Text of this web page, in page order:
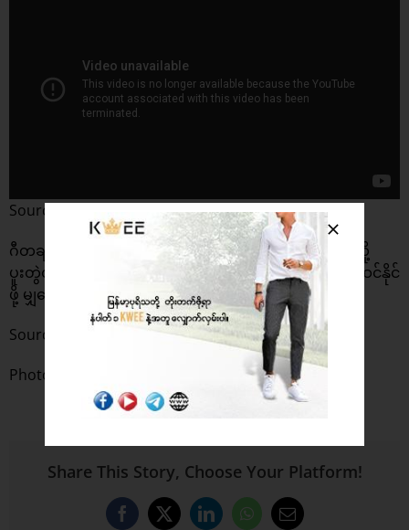
Source : BIEBER TV
ဂီတချစ်သူ ကွီးပရိသတ်တွေလည်း Justin Bieber နဲ့ SZA တို့
ပူးတွဲတင်ဆက်ထားတဲ့ ‘Snooze’ သီချင်းလေးကို ခံစားနားဆင်နိုင်
ဖို့ မျှဝေပေးလိုက်ပါတယ်နော်။
Source :
Siachen Studios
Photo : The Hollywood Reporter
Share This Story, Choose Your Platform!
Facebook
X LinkedInWhatsApp
Email